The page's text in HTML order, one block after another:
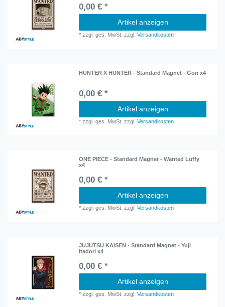
0,00 € *
Artikel anzeigen
*zzgl. ges. MwSt. zzgl.Versandkosten
HUNTER X HUNTER - Standard Magnet - Gon x4
0,00 € *
Artikel anzeigen
*zzgl. ges. MwSt. zzgl.Versandkosten
ONE PIECE - Standard Magnet - Wanted Luffy
x4
0,00 € *
Artikel anzeigen
*zzgl. ges. MwSt. zzgl.Versandkosten
JUJUTSU KAISEN - Standard Magnet - Yuji
Itadori x4
0,00 € *
Artikel anzeigen
*zzgl. ges. MwSt. zzgl.Versandkosten